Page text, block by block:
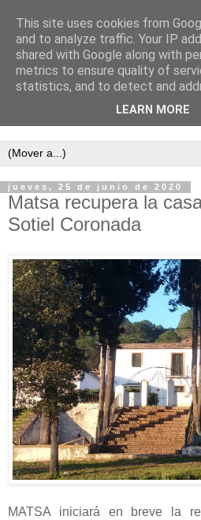
Semanario independiente de
jueves, 25 de junio de 2020
Matsa recupera la
Sotiel Coronada
MATSA iniciará en breve la
This site uses cookies from
and to analyze traffic. Your IP
shared with Google along with
metrics to ensure quality of
statistics, and to detect and
LEARN MORE